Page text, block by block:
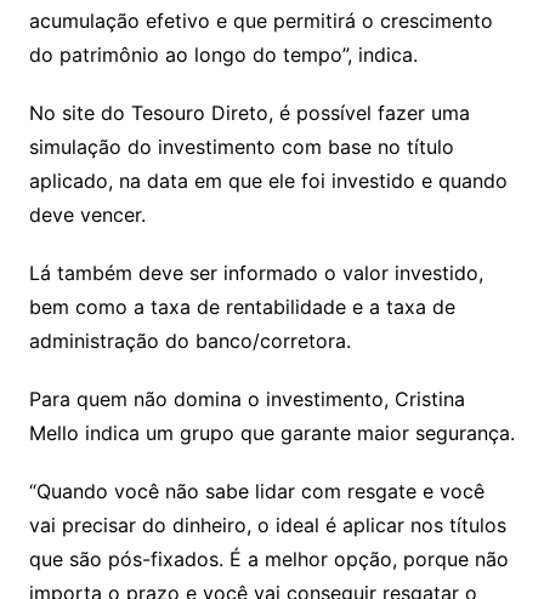
acumulação efetivo e que permitirá o crescimento
do patrimônio ao longo do tempo”, indica.
No site do Tesouro Direto, é possível fazer uma
simulação do investimento com base no título
aplicado, na data em que ele foi investido e quando
deve vencer.
Lá também deve ser informado o valor investido,
bem como a taxa de rentabilidade e a taxa de
administração do banco/corretora.
Para quem não domina o investimento, Cristina
Mello indica um grupo que garante maior segurança.
“Quando você não sabe lidar com resgate e você
vai precisar do dinheiro, o ideal é aplicar nos títulos
que são pós-fixados. É a melhor opção, porque não
importa o prazo e você vai conseguir resgatar o